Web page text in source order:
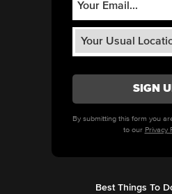
By submitting this form you
to our Privacy
Best Things To